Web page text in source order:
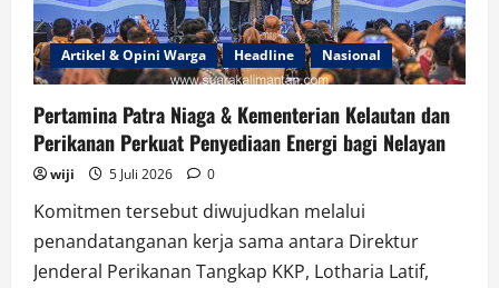
Artikel & Opini Warga Headline Nasional
Pertamina Patra Niaga & Kementerian Kelautan dan
Perikanan Perkuat Penyediaan Energi bagi Nelayan
wiji 5 Juli 2026 0
Komitmen tersebut diwujudkan melalui
penandatanganan kerja sama antara Direktur
Jenderal Perikanan Tangkap KKP, Lotharia Latif,